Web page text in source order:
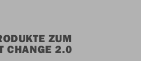
ZUM
CHANGE 2.0